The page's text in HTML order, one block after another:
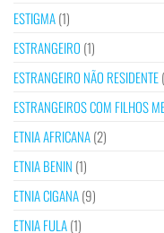
ESTIGMA(1)
ESTRANGEIRO (1)
ESTRANGEIRO NÃO RESIDENTE
ESTRANGEIROS COM FILHOS
ETNIA AFRICANA(2)
ETNIA BENIN (1)
ETNIA CIGANA(9)
ETNIA FULA(1)